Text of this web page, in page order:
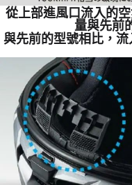
從上部進風口流入的
量與先前
與先前的型號相比，